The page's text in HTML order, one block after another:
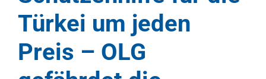
Türkei um jeden
Preis – OLG